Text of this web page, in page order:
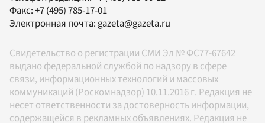
Факс:+7 (495) 785-17-01
Электронная почта: gazeta@gazeta.ru
Свидетельство о регистрации СМИ Эл № ФС77-67642
выдано федеральной службой по надзору в сфере
связи, информационных технологий и массовых
коммуникаций (Роскомнадзор) 10.11.2016 г. Редакция не
несет ответственности за достоверность информации,
содержащейся в рекламных объявлениях. Редакция не